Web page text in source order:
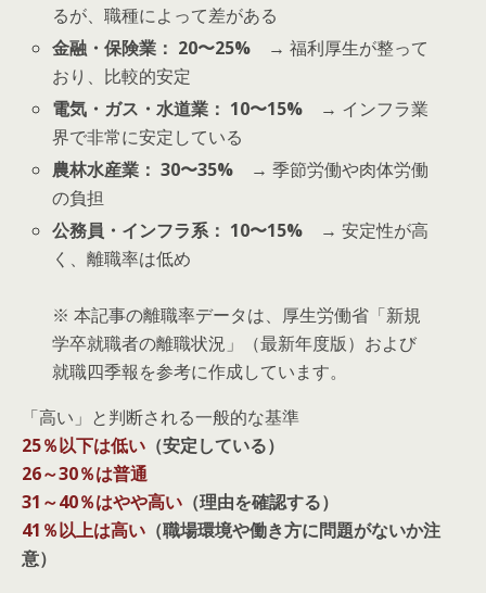
るが、職種によって差がある
金融・保険業： 20〜25% → 福利厚生が整って
おり、比較的安定
電気・ガス・水道業： 10〜15% → インフラ業
界で非常に安定している
農林水産業： 30〜35% → 季節労働や肉体労働
の負担
公務員・インフラ系： 10〜15%
→ 安定性が高
く、離職率は低め
※ 本記事の離職率データは、厚生労働省「新規
学卒就職者の離職状況」（最新年度版）および
就職四季報を参考に作成しています。
「高い」と判断される一般的な基準
25％以下は低い （安定している）
26～30％は普通
31～40％はやや高い （理由を確認する）
41％以上は高い （職場環境や働き方に問題がないか注
意）